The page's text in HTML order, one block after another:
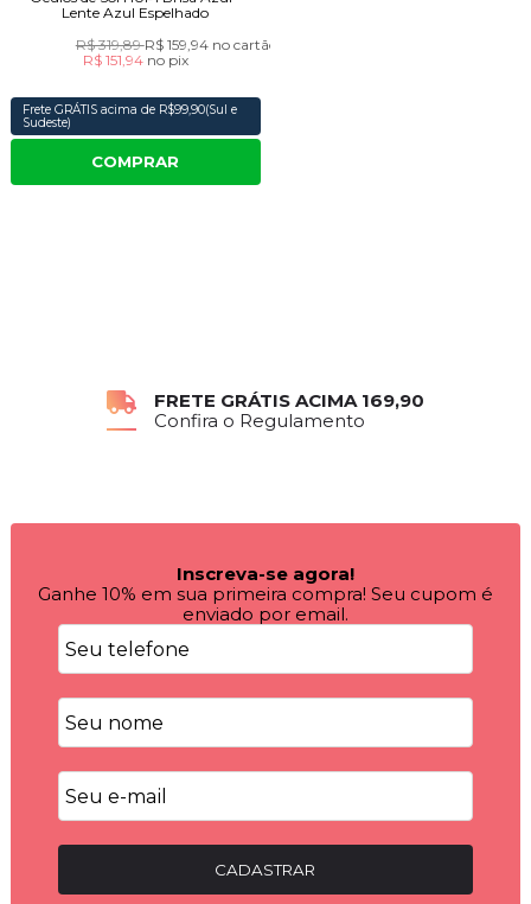
Lente Azul Espelhado
R$ 319,89R$ 159,94 no cartão
R$ 151,94 no pix
Frete GRÁTIS acima de R$99,90(Sul e
Sudeste)
COMPRAR
FRETE GRÁTIS ACIMA 169,90
Confira o Regulamento
PARCELAMENTO
Até 10x sem juros no Cartão
Inscreva-se agora!
Ganhe 10% em sua primeira compra! Seu cupom é
enviado por email.
CADASTRAR